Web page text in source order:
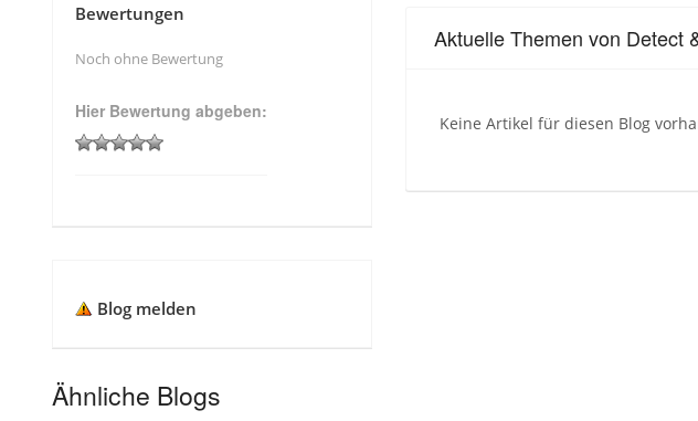
Aktuelle Themen von Detect
Keine Artikel für diesen Blog
Bewertungen
Noch ohne Bewertung
Hier Bewertung abgeben:
Blog melden
Ähnliche Blogs